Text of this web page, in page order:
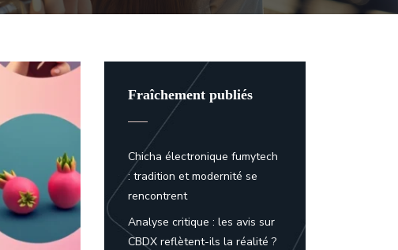
Fraîchement publiés
Chicha électronique fumytech
: tradition et modernité se
rencontrent
Analyse critique : les avis sur
CBDX reflètent-ils la réalité ?